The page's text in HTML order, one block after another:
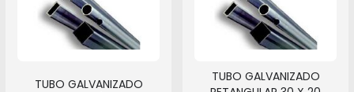
TUBO GALVANIZADO
TUBO GALVANIZADO